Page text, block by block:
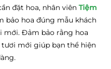
đặt hoa, nhân viên Tiệm
bảo hoa đúng mẫu khách
mới. Đảm bảo rằng hoa
mới giúp bạn thể hiện